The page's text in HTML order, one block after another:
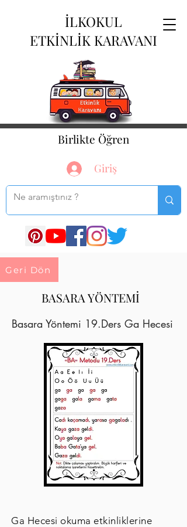
İLKOKUL
ETKİNLİK KARAVANI
Birlikte Öğren
Giriş
Geri Dön
BASARA YÖNTEMİ
Basara Yöntemi 19.Ders Ga Hecesi
Ga Hecesi okuma etkinliklerine